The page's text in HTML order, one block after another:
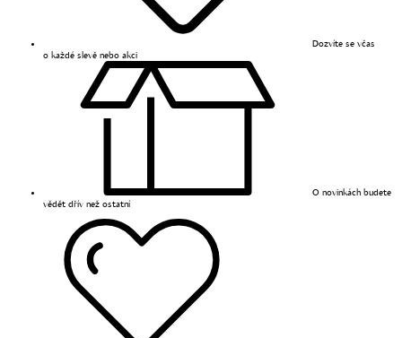
Dozvíte se včas
o každé slevě nebo akci
O novinkách budete
vědět dřív než ostatní